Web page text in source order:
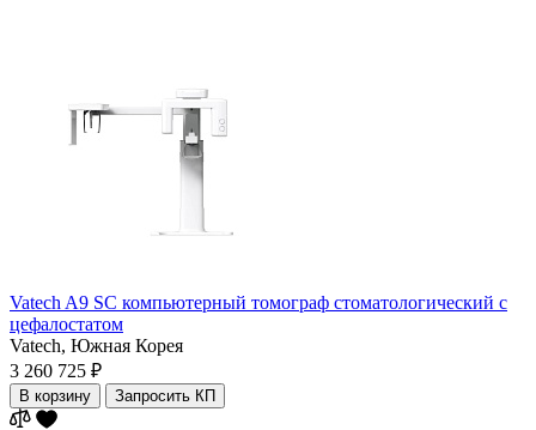
Vatech A9 SC компьютерный томограф стоматологический с
цефалостатом
Vatech, Южная Корея
3 260 725 ₽
В корзину Запросить КП